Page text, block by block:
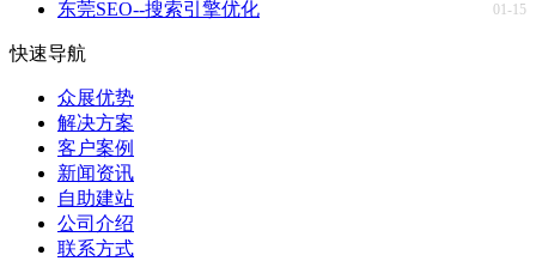
东莞SEO--搜索引擎优化 01-15
快速导航
众展优势
解决方案
客户案例
新闻资讯
自助建站
公司介绍
联系方式